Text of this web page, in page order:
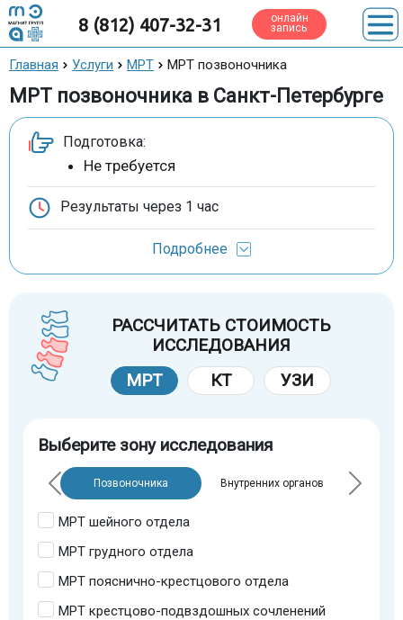
8 (812) 407-32-31 онлайн
запись
Главная Услуги МРТ МРТ позвоночника
МРТ позвоночника в Санкт-Петербурге
РАССЧИТАТЬ СТОИМОСТЬ
ИССЛЕДОВАНИЯ
МРТ
КТ УЗИ
Выберите зону исследования
Позвоночника Внутренних органов
МРТ шейного отдела
МРТ грудного отдела
МРТ пояснично-крестцового отдела
МРТ крестцово-подвздошных сочленений
Подготовка:
Не требуется
Результаты через 1 час
Подробнее